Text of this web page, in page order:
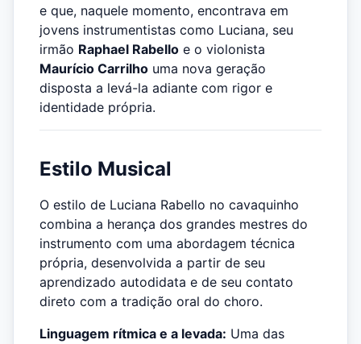
e que, naquele momento, encontrava em
jovens instrumentistas como Luciana, seu
irmão Raphael Rabello e o violonista
Maurício Carrilho uma nova geração
disposta a levá-la adiante com rigor e
identidade própria.
Estilo Musical
O estilo de Luciana Rabello no cavaquinho
combina a herança dos grandes mestres do
instrumento com uma abordagem técnica
própria, desenvolvida a partir de seu
aprendizado autodidata e de seu contato
direto com a tradição oral do choro.
Linguagem rítmica e a levada: Uma das